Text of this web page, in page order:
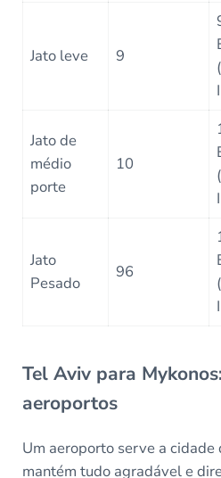
Jato leve 9
Jato de
médio
porte
10
Jato
Pesado
96
Tel Aviv para
aeroportos
Um aeroporto serve a cidade
mantém tudo agradável e